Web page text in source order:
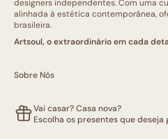
designers independentes. Com uma
alinhada à estética contemporânea,
brasileira.
Artsoul, o extraordinário em cada
Sobre Nós
Vai casar? Casa nova?
Escolha os presentes que deseja